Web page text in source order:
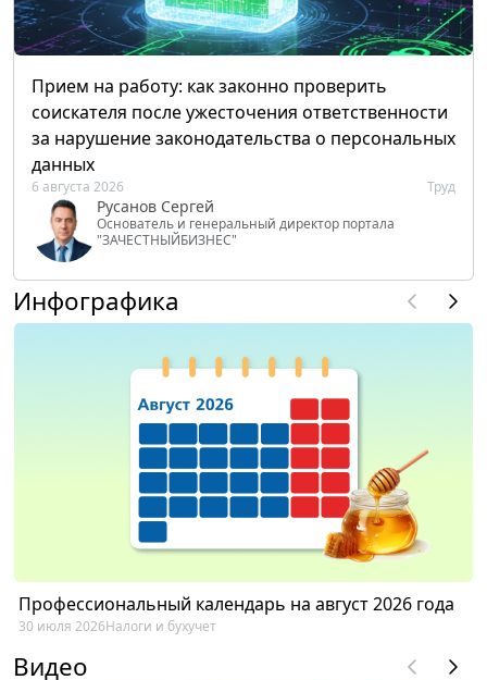
Прием на работу: как законно проверить
соискателя после ужесточения ответственности
за нарушение законодательства о персональных
данных
6 августа 2026 Труд
Русанов Сергей
Основатель и генеральный директор портала
"ЗАЧЕСТНЫЙБИЗНЕС"
Инфографика
Профессиональный календарь на август 2026 года
30 июля 2026Налоги и бухучет
Видео